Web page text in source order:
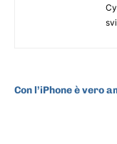
Con l’iPhone è vero